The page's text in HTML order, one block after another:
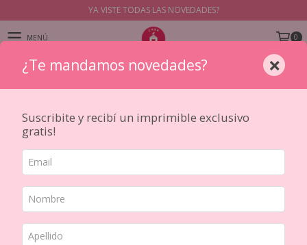
YA VISTE TODAS LAS NOVEDADES?
MENÚ 0
PRODUCTOS
Transfers
Los transfers o rub-on son láminas con diseños que se adhieren
mediante presión, sin necesidad de pegamento. Son perfectas para
¿Te mandamos novedades? ×
Suscribite y recibí un imprimible exclusivo
gratis!